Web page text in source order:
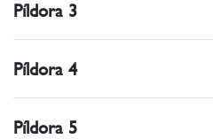
Píldora 3
Píldora 4
Píldora 5